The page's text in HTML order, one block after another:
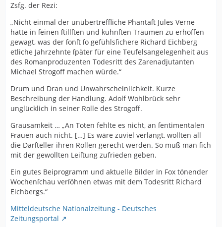
Zsfg. der Rezi:
„Nicht einmal der unübertreffliche Phantaſt Jules Verne
hätte in ſeinen ſtillſten und kühnſten Träumen zu erhoffen
gewagt, was der ſonſt ſo gefühlsſichere Richard Eichberg
etliche Jahrzehnte ſpäter für eine Teufelsangelegenheit aus
des Romanproduzenten Todesritt des Zarenadjutanten
Michael Strogoff machen würde.“
Drum und Dran und Unwahrscheinlichkeit. Kurze
Beschreibung der Handlung. Adolf Wohlbrück sehr
unglücklich in seiner Rolle des Strogoff.
Grausamkeit … „An Toten fehlte es nicht, an ſentimentalen
Frauen auch nicht. […] Es wäre zuviel verlangt, wollten all
die Darſteller ihren Rollen gerecht werden. So muß man ſich
mit der gewollten Leiſtung zufrieden geben.
Ein gutes Beiprogramm und aktuelle Bilder in Fox tönender
Wochenſchau verſöhnen etwas mit dem Todesritt Richard
Eichbergs.“
Mitteldeutsche Nationalzeitung - Deutsches
Zeitungsportal